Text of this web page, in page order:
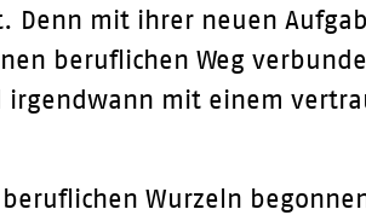
Denn mit ihrer neuen
beruflichen Weg
irgendwann mit einem
Wurzeln